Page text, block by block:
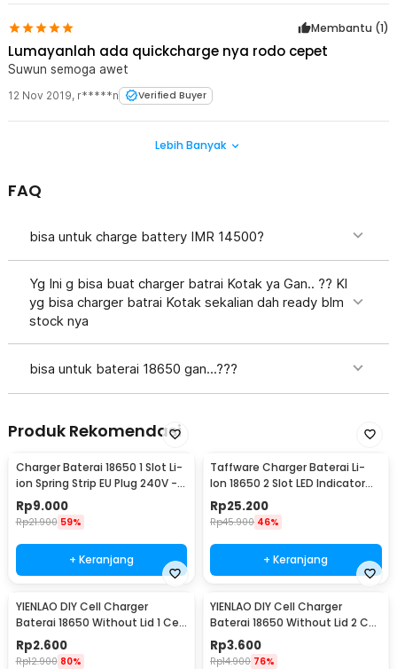
Membantu (1)
Lumayanlah ada quickcharge nya rodo cepet
Suwun semoga awet
12 Nov 2019, r*****n Verified Buyer
Lebih Banyak
FAQ
bisa untuk charge battery IMR 14500?
Yg Ini g bisa buat charger batrai Kotak ya Gan.. ?? Kl
yg bisa charger batrai Kotak sekalian dah ready blm
stock nya
bisa untuk baterai 18650 gan...???
Produk Rekomendasi
Charger Baterai 18650 1 Slot Li-
ion Spring Strip EU Plug 240V -
TG-088
Rp9.000
Rp21.900 59%
+ Keranjang
Taffware Charger Baterai Li-
Ion 18650 2 Slot LED Indicator
240V 1A - MTLC-04200-1000
Rp25.200
Rp45.900 46%
+ Keranjang
YIENLAO DIY Cell Charger
Baterai 18650 Without Lid 1 Cell
- BC-001/2
Rp2.600
Rp12.900 80%
YIENLAO DIY Cell Charger
Baterai 18650 Without Lid 2 Cell
- BC-001/2
Rp3.600
Rp14.900 76%